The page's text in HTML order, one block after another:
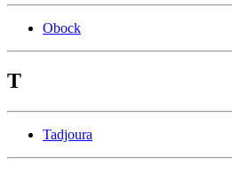
Obock
T
Tadjoura